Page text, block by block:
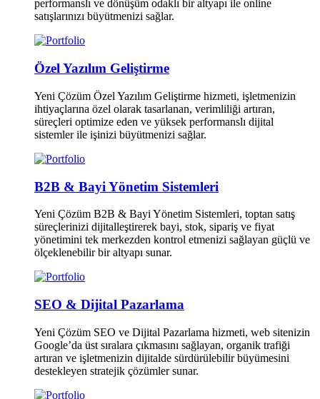
performanslı ve dönüşüm odaklı bir altyapı ile online
satışlarınızı büyütmenizi sağlar.
Özel Yazılım Geliştirme
Yeni Çözüm Özel Yazılım Geliştirme hizmeti, işletmenizin
ihtiyaçlarına özel olarak tasarlanan, verimliliği artıran,
süreçleri optimize eden ve yüksek performanslı dijital
sistemler ile işinizi büyütmenizi sağlar.
B2B & Bayi Yönetim Sistemleri
Yeni Çözüm B2B & Bayi Yönetim Sistemleri, toptan satış
süreçlerinizi dijitalleştirerek bayi, stok, sipariş ve fiyat
yönetimini tek merkezden kontrol etmenizi sağlayan güçlü ve
ölçeklenebilir bir altyapı sunar.
SEO & Dijital Pazarlama
Yeni Çözüm SEO ve Dijital Pazarlama hizmeti, web sitenizin
Google’da üst sıralara çıkmasını sağlayan, organik trafiği
artıran ve işletmenizin dijitalde sürdürülebilir büyümesini
destekleyen stratejik çözümler sunar.